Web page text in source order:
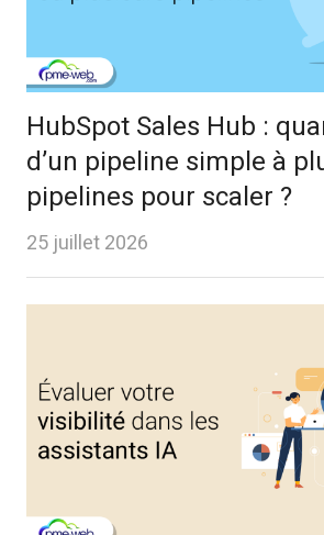
HubSpot Sales Hub :
d’un pipeline simple à
pipelines pour scaler ?
25 juillet 2026